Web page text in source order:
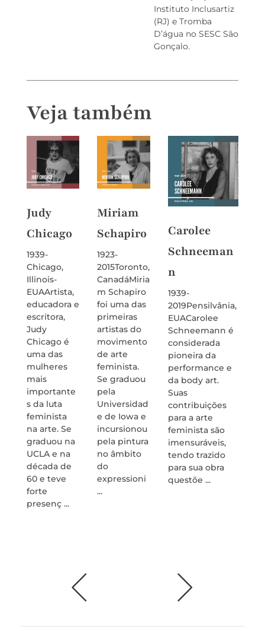
Instituto Inclusartiz
(RJ) e Tromba
D’água no SESC São
Gonçalo.
Veja também
Judy
Chicago
1939-
Chicago,
Illinois-
EUAArtista,
educadora e
escritora,
Judy
Chicago é
uma das
mulheres
mais
importante
s da luta
feminista
na arte. Se
graduou na
UCLA e na
década de
60 e teve
forte
presenç ...
Miriam
Schapiro
1923-
2015Toronto,
CanadáMiria
m Schapiro
foi uma das
primeiras
artistas do
movimento
de arte
feminista.
Se graduou
pela
Universidad
e de Iowa e
incursionou
pela pintura
no âmbito
do
expressioni
...
Carolee
Schneeman
n
1939-
2019Pensilvânia,
EUACarolee
Schneemann é
considerada
pioneira da
performance e
da body art.
Suas
contribuições
para a arte
feminista são
imensuráveis,
tendo trazido
para sua obra
questõe ...